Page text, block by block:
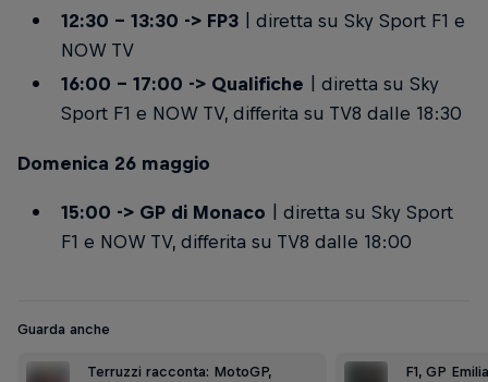
12:30 – 13:30 -> FP3| diretta su Sky Sport F1 e
NOW TV
16:00 – 17:00 -> Qualifiche | diretta su Sky
Sport F1 e NOW TV, differita su TV8 dalle 18:30
Domenica 26 maggio
15:00 -> GP di Monaco | diretta su Sky Sport
F1 e NOW TV, differita su TV8 dalle 18:00
Guarda anche
Terruzzi racconta: MotoGP, F1, GP